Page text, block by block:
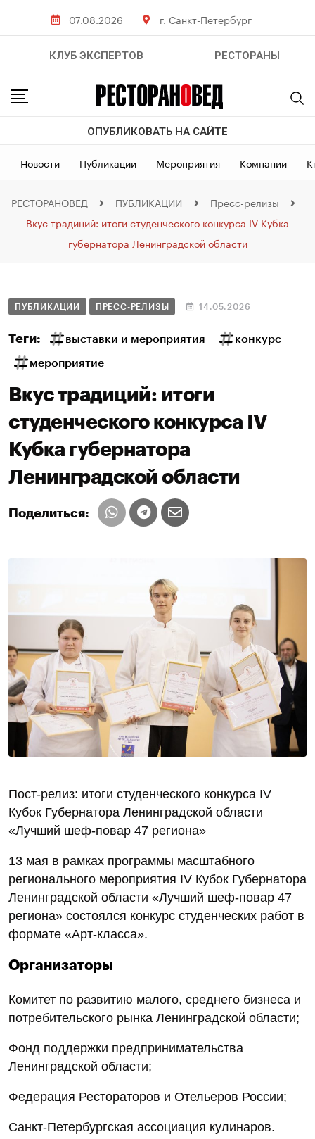
07.08.2026 г. Санкт-Петербург
КЛУБ ЭКСПЕРТОВ РЕСТОРАНЫ
ОПУБЛИКОВАТЬ НА САЙТЕ
Новости Публикации Мероприятия Компании
РЕСТОРАНОВЕД ПУБЛИКАЦИИ
Пресс-релизы
Вкус традиций: итоги студенческого конкурса IV Кубка
губернатора Ленинградской области
ПУБЛИКАЦИИ ПРЕСС-РЕЛИЗЫ 14.05.2026
Теги: выставки и мероприятия конкурс
мероприятие
Вкус традиций: итоги
студенческого конкурса IV
Кубка губернатора
Ленинградской области
Поделиться:
Пост‑релиз: итоги студенческого конкурса IV
Кубок Губернатора Ленинградской области
«Лучший шеф‑повар 47 региона»
13 мая в рамках программы масштабного
регионального мероприятия IV Кубок Губернатора
Ленинградской области «Лучший шеф‑повар 47
региона» состоялся конкурс студенческих работ в
формате «Арт‑класса».
Организаторы
Комитет по развитию малого, среднего бизнеса и
потребительского рынка Ленинградской области;
Фонд поддержки предпринимательства
Ленинградской области;
Федерация Рестораторов и Отельеров России;
Санкт‑Петербургская ассоциация кулинаров.